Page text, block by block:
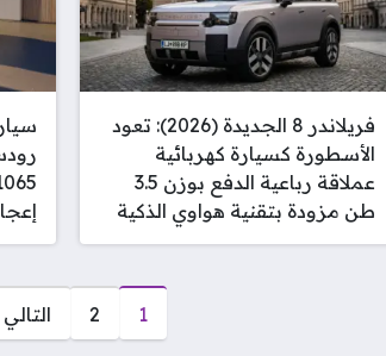
فريلاندر 8 الجديدة (2026): تعود
الأسطورة كسيارة كهربائية
عملاقة رباعية الدفع بوزن 3.5
طن مزودة بتقنية هواوي الذكية
1
2